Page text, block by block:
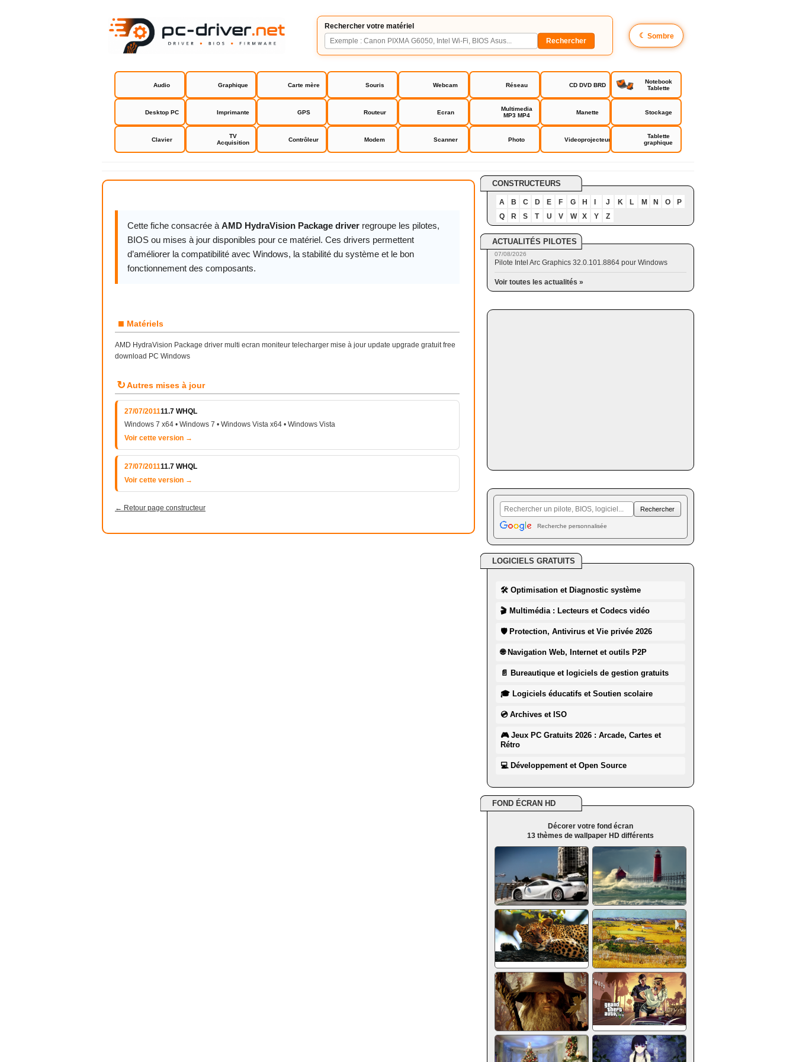
Rechercher votre matériel
☾ Sombre
Audio Graphique Carte mère Souris Webcam Réseau CD DVD BRD
Notebook
Tablette
Desktop PC Imprimante GPS Routeur Ecran
Multimedia
MP3 MP4
Manette Stockage
Clavier
TV
Acquisition
Contrôleur Modem Scanner Photo Videoprojecteur
Tablette
graphique
AMD HydraVision Package driver
Cette fiche consacrée à AMD HydraVision Package driver regroupe les pilotes,
BIOS ou mises à jour disponibles pour ce matériel. Ces drivers permettent
d’améliorer la compatibilité avec Windows, la stabilité du système et le bon
fonctionnement des composants.
■ Matériels
AMD HydraVision Package driver multi ecran moniteur telecharger mise à jour update upgrade gratuit free
download PC Windows
↻Autres mises à jour
27/07/201111.7 WHQL
Windows 7 x64 • Windows 7 • Windows Vista x64 • Windows Vista
Voir cette version →
27/07/201111.7 WHQL
Voir cette version →
← Retour page constructeur
CONSTRUCTEURS
A B C D E F G H J K L M N O
P
Q
R S T U V W X Y Z
ACTUALITÉS PILOTES
07/08/2026
Pilote Intel Arc Graphics 32.0.101.8864 pour Windows
Voir toutes les actualités »
Recherche personnalisée
LOGICIELS GRATUITS
🛠 Optimisation et Diagnostic système
🎬 Multimédia : Lecteurs et Codecs vidéo
🛡 Protection, Antivirus et Vie privée 2026
🌐 Navigation Web, Internet et outils P2P
📄 Bureautique et logiciels de gestion gratuits
🎓 Logiciels éducatifs et Soutien scolaire
💿 Archives et ISO
🎮 Jeux PC Gratuits 2026 : Arcade, Cartes et
Rétro
💻 Développement et Open Source
FOND ÉCRAN HD
Décorer votre fond écran
13 thèmes de wallpaper HD différents